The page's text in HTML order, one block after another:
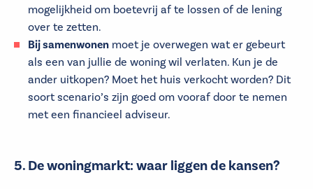
mogelijkheid om boetevrij af te lossen of de lening
over te zetten.
Bij samenwonen moet je overwegen wat er gebeurt
als een van jullie de woning wil verlaten. Kun je de
ander uitkopen? Moet het huis verkocht worden? Dit
soort scenario’s zijn goed om vooraf door te nemen
met een financieel adviseur.
5. De woningmarkt: waar liggen de kansen?